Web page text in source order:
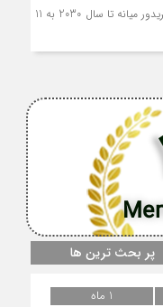
ADB پیش‌بینی می‌کند که حجم ترافیک بار در کریدور میانه تا سال 2030 به 11
پر بحث ترین ها
1 ماه